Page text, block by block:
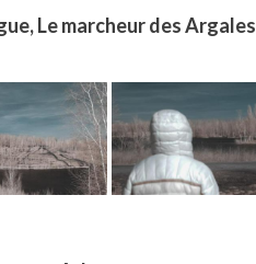
Le marcheur des Argales